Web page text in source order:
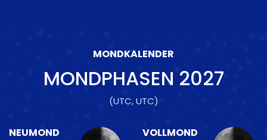
MONDKALENDER
MONDPHASEN 2027
(UTC, UTC)
NEUMOND VOLLMOND